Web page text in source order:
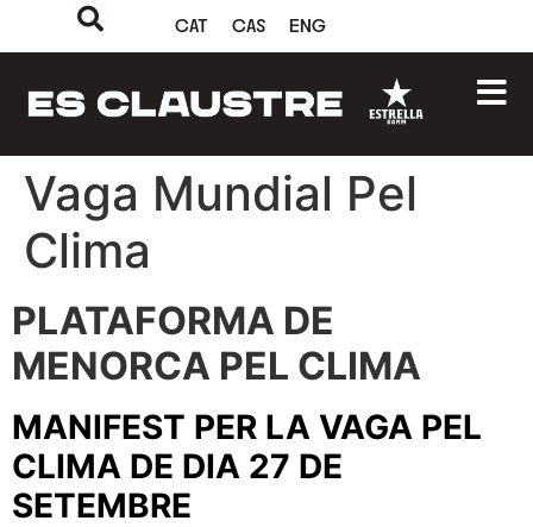
CAT CAS ENG
Vaga Mundial Pel
Clima
PLATAFORMA DE
MENORCA PEL CLIMA
MANIFEST PER LA VAGA PEL
CLIMA DE DIA 27 DE
SETEMBRE